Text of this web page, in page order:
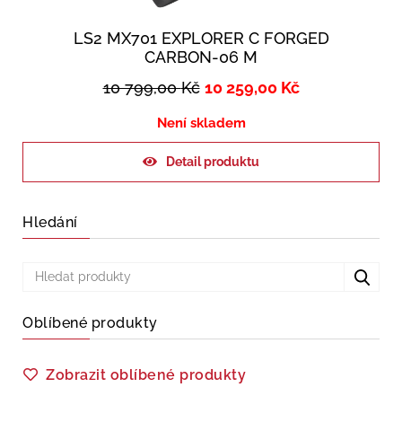
LS2 MX701 EXPLORER C FORGED
CARBON-06 M
10 799,00Kč 10 259,00 Kč
Není skladem
Detail produktu
Hledání
Oblíbené produkty
Zobrazit oblíbené produkty